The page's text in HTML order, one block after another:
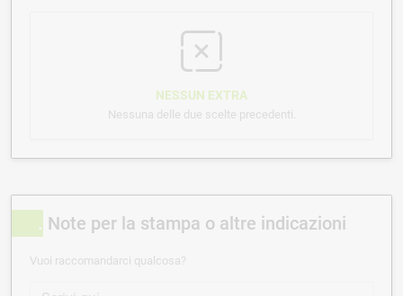
NESSUN EXTRA
Nessuna delle due scelte precedenti.
Note per la stampa o altre indicazioni
Vuoi raccomandarci qualcosa?